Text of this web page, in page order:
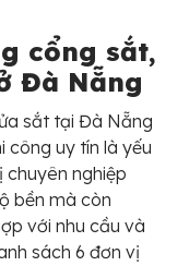
cổng sắt,
Đà Nẵng
sắt tại Đà Nẵng
công uy tín là yếu
nghiệp
bền mà còn
với nhu cầu và
sách 6 đơn vị